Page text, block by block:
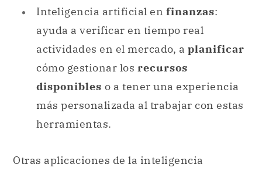
Inteligencia artificial en finanzas:
ayuda a verificar en tiempo real
actividades en el mercado, a planificar
cómo gestionar los recursos
disponibles o a tener una experiencia
más personalizada al trabajar con estas
herramientas.
Otras aplicaciones de la inteligencia